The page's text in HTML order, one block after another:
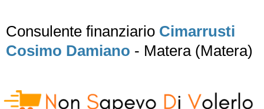
Consulente finanziario Cimarrusti
Cosimo Damiano - Matera (Matera)